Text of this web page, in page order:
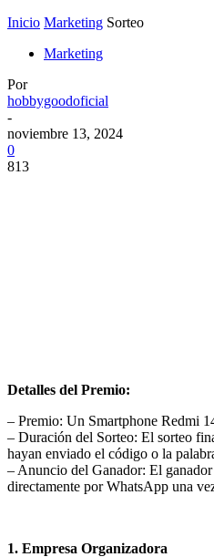
Inicio Marketing Sorteo
Marketing
Por
hobbygoodoficial
-
noviembre 13, 2024
0
813
Detalles del Premio:
– Premio: Un Smartphone Redmi
– Duración del Sorteo: El sorteo
hayan enviado el código o la
– Anuncio del Ganador: El ganador
directamente por WhatsApp una
1. Empresa Organizadora